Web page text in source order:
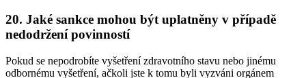
20. Jaké sankce mohou být uplatněny v případě
nedodržení povinností
Pokud se nepodrobíte vyšetření zdravotního stavu nebo jinému
odbornému vyšetření, ačkoli jste k tomu byli vyzváni orgánem